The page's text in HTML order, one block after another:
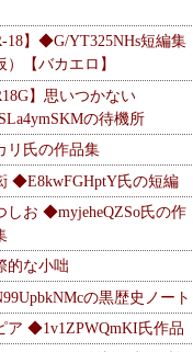
18】◆G/YT325NHs短編集
）【バカエロ】
】思いつかない
の待機所
リ氏の作品集
◆E8kwFGHptY氏の短編
しお ◆myjeheQZSo氏の作
的な小咄
の黒歴史ノート
ア ◆1v1ZPWQmKI氏作品